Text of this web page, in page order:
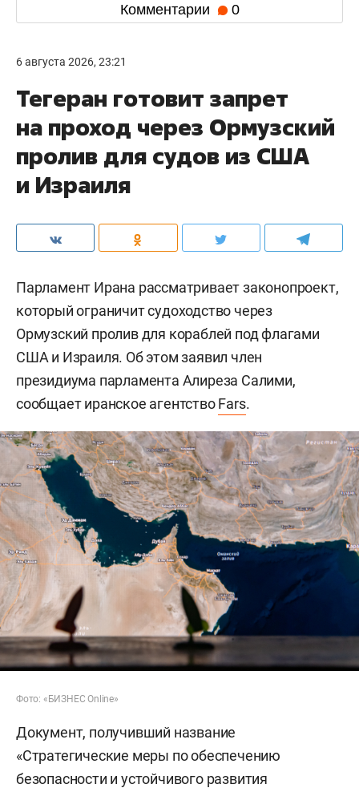
Комментарии 0
6 августа 2026, 23:21
Тегеран готовит запрет
на проход через Ормузский
пролив для судов из США
и Израиля
Парламент Ирана рассматривает законопроект,
который ограничит судоходство через
Ормузский пролив для кораблей под флагами
США и Израиля. Об этом заявил член
президиума парламента Алиреза Салими,
сообщает иранское агентствоFars.
Фото: «БИЗНЕС Online»
Документ, получивший название
«Стратегические меры по обеспечению
безопасности и устойчивого развития